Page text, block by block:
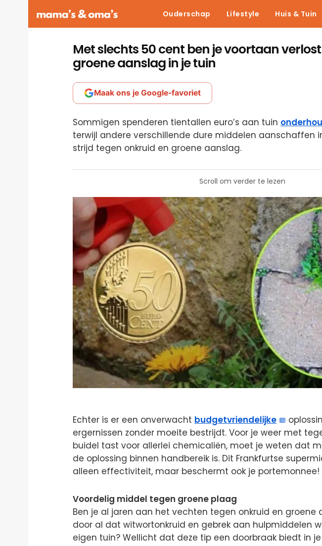
Ouderschap Lifestyle Huis & Tuin
Met slechts 50 cent ben je voortaan
groene aanslag in je tuin
Maak ons je Google-favoriet
Sommigen spenderen tientallen euro’s aan tuin
terwijl andere verschillende dure middelen aanschaffen
strijd tegen onkruid en groene aanslag.
Scroll om verder te lezen
Echter is er een onverwacht budgetvriendelijke
ergernissen zonder moeite bestrijdt. Voor je weer met
buidel tast voor allerlei chemicaliën, moet je weten dat
de oplossing binnen handbereik is. Dit Frankfurtse
alleen effectiviteit, maar beschermt ook je portemonnee!
Voordelig middel tegen groene plaag
Ben je al jaren aan het vechten tegen onkruid en groene
door al dat witwortonkruid en gebrek aan hulpmiddelen
eigen tuin? Wellicht dat deze tip een doorbraak biedt in je